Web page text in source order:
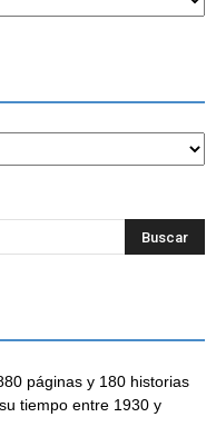
páginas y 180 historias
tiempo entre 1930 y